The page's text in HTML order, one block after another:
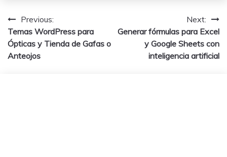
Navegación
de
entradas
Previous:
Temas WordPress para
Ópticas y Tienda de Gafas o
Anteojos
Next:
Generar fórmulas para Excel
y Google Sheets con
inteligencia artificial